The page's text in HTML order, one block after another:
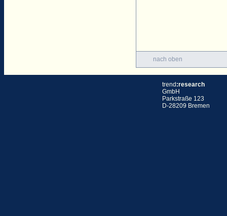
nach oben
trend:research
GmbH
Parkstraße 123
D-28209 Bremen